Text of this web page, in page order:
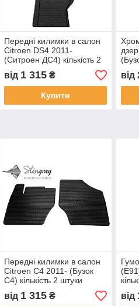
Передні килимки в салон
Citroen DS4 2011-
(Ситроен ДС4) кількість 2
штуки
від 1 315₴
Купити
від
Передні килимки в салон
Citroen C4 2011- (Бузок
C4) кількість 2 штуки
від 1 315₴ від